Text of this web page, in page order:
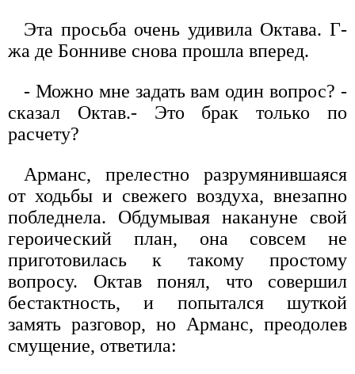
Эта просьба очень удивила Октава. Г-
жа де Бонниве снова прошла вперед.
- Можно мне задать вам один вопрос? -
сказал Октав.- Это брак только по
расчету?
Арманс, прелестно разрумянившаяся
от ходьбы и свежего воздуха, внезапно
побледнела. Обдумывая накануне свой
героический план, она совсем не
приготовилась к такому простому
вопросу. Октав понял, что совершил
бестактность, и попытался шуткой
замять разговор, но Арманс, преодолев
смущение, ответила: